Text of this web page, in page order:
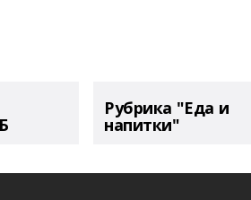
Рубрика "Еда и
напитки"